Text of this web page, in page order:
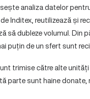
analiza datelor
Inditex, reutilizează și
dubleze volumul. Din
puțin de un sfert sunt
trimise către alte
parte sunt haine